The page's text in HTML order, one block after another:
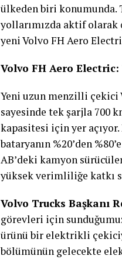
ülkeden biri
yollarımızda aktif
yeni Volvo FH Aero
Volvo FH Aero
Yeni uzun menzilli
sayesinde tek şarjla 700
kapasitesi için yer
bataryanın %20’den
AB’deki kamyon
yüksek verimliliğe katkı
Volvo Trucks Başkanı
görevleri için
ürünü bir elektrikli
bölümünün gelecekte